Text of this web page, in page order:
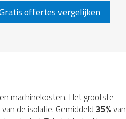
offertes vergelijken
machinekosten. Het grootste
de isolatie. Gemiddeld 35%van